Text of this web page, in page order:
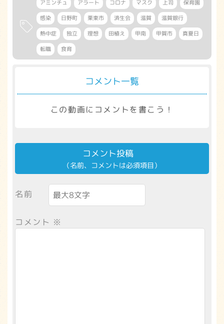
アミンチュ アラート コロナ マスク 上司
保育園
感染
日野町 栗東市 済生会 滋賀
滋賀銀行
熱中症
独立 理想 田植え 甲南 甲賀市
真夏日
転職
食育
コメント一覧
この動画にコメントを書こう！
コメント投稿
（名前、コメントは必須項目）
名前
コメント ※